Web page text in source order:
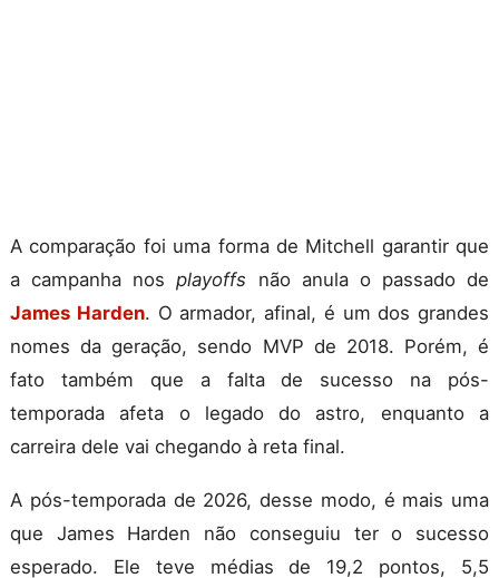
A comparação foi uma forma de Mitchell garantir que
a campanha nosplayoffs não anula o passado de
James Harden. O armador, afinal, é um dos grandes
nomes da geração, sendo MVP de 2018. Porém, é
fato também que a falta de sucesso na pós-
temporada afeta o legado do astro, enquanto a
carreira dele vai chegando à reta final.
A pós-temporada de 2026, desse modo, é mais uma
que James Harden não conseguiu ter o sucesso
esperado. Ele teve médias de 19,2 pontos, 5,5